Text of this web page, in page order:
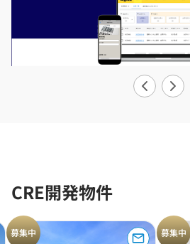
CRE開発物件
募集中 募集中